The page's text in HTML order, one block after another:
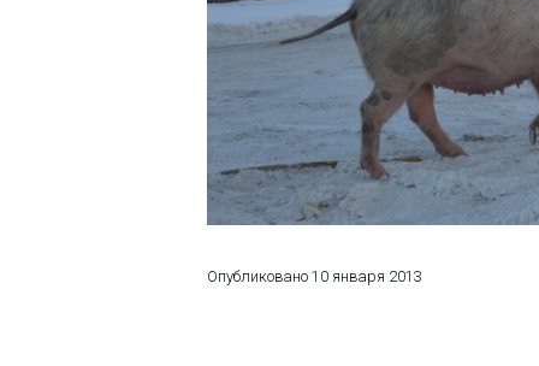
Опубликовано 10 января 2013
Горячие предложения
Долгосрочная аренда